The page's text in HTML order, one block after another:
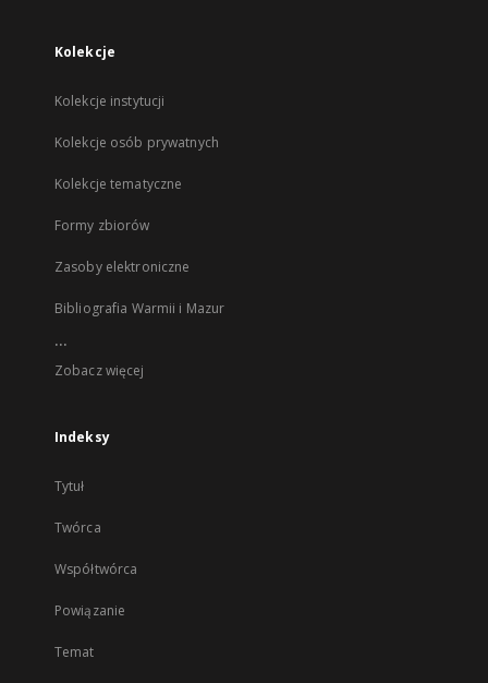
Kolekcje
Kolekcje instytucji
Kolekcje osób prywatnych
Kolekcje tematyczne
Formy zbiorów
Zasoby elektroniczne
Bibliografia Warmii i Mazur
...
Zobacz więcej
Indeksy
Tytuł
Twórca
Współtwórca
Powiązanie
Temat